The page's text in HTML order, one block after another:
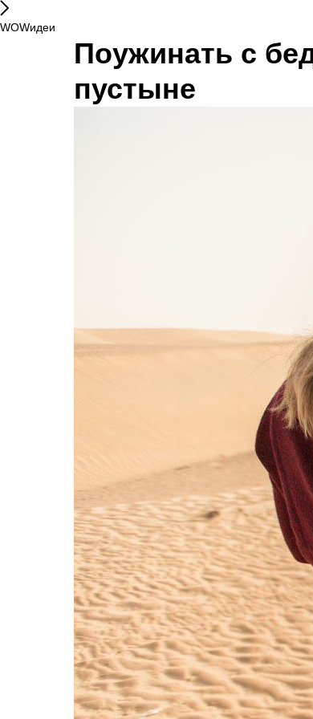
WOWидеи
Поужинать с
пустыне